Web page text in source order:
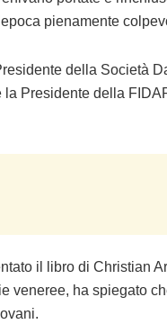
pienamente
della Società
Presidente della
il libro di Christian
veneree, ha spiegato